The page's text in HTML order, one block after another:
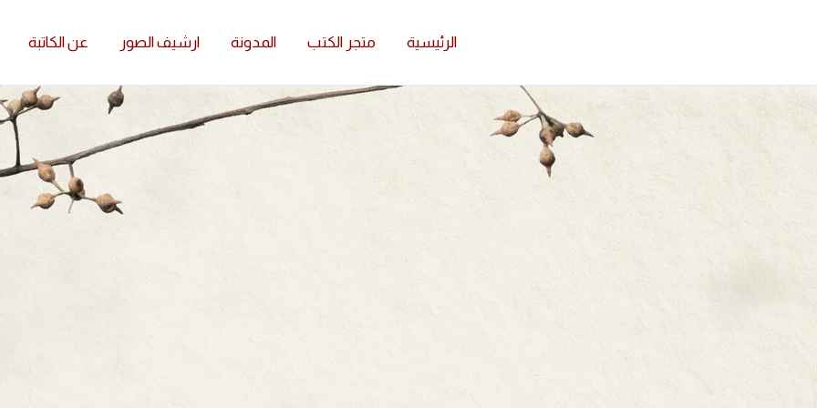
الرئيسية متجر الكتب المدونة ارشيف الصور عن الكاتبة